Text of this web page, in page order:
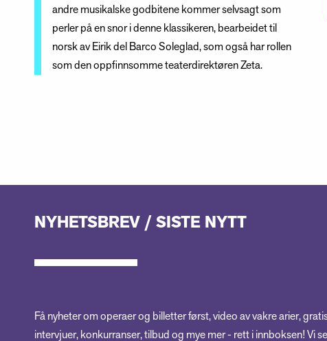
andre musikalske godbitene kommer selvsagt som
perler på en snor i denne klassikeren, bearbeidet til
norsk av Eirik del Barco Soleglad, som også har rollen
som den oppfinnsomme teaterdirektøren Zeta.
NYHETSBREV / SISTE NYTT
Få nyheter om operaer og billetter først, video av vakre arier,
intervjuer, konkurranser, tilbud og mye mer - rett i innboksen! Vi